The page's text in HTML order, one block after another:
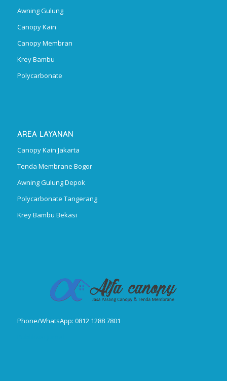
Awning Gulung
Canopy Kain
Canopy Membran
Krey Bambu
Polycarbonate
AREA LAYANAN
Canopy Kain Jakarta
Tenda Membrane Bogor
Awning Gulung Depok
Polycarbonate Tangerang
Krey Bambu Bekasi
Phone/WhatsApp: 0812 1288 7801